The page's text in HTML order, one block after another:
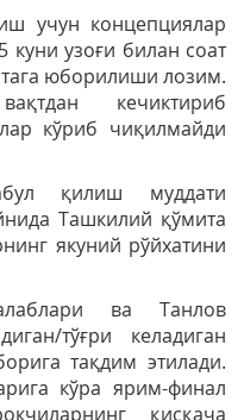
учун концепциялар
куни узоғи билан соат
юборилиши лозим.
кечиктириб
кўриб чиқилмайди
қилиш муддати
Ташкилий қўмита
якуний рўйхатини
ва Танлов
тўғри келадиган
тақдим этилади.
кўра ярим-финал
қисқача